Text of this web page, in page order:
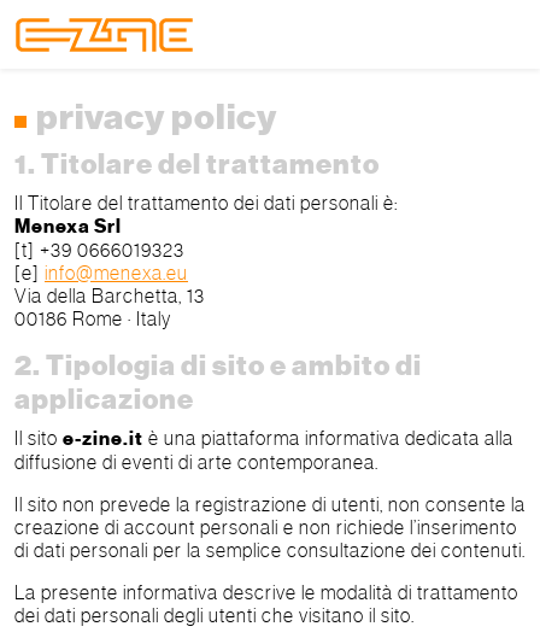
privacy policy
1. Titolare del trattamento
Il Titolare del trattamento dei dati personali è:
Menexa Srl
[t] +39 0666019323
[e] info@menexa.eu
Via della Barchetta, 13
00186 Rome · Italy
2. Tipologia di sito e ambito di
applicazione
Il sito e-zine.it è una piattaforma informativa dedicata alla
diffusione di eventi di arte contemporanea.
Il sito non prevede la registrazione di utenti, non consente la
creazione di account personali e non richiede l’inserimento
di dati personali per la semplice consultazione dei contenuti.
La presente informativa descrive le modalità di trattamento
dei dati personali degli utenti che visitano il sito.